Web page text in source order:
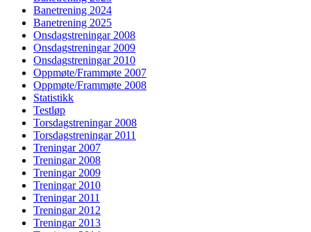
Banetrening 2024
Banetrening 2025
Onsdagstreningar 2008
Onsdagstreningar 2009
Onsdagstreningar 2010
Oppmøte/Frammøte 2007
Oppmøte/Frammøte 2008
Statistikk
Testløp
Torsdagstreningar 2008
Torsdagstreningar 2011
Treningar 2007
Treningar 2008
Treningar 2009
Treningar 2010
Treningar 2011
Treningar 2012
Treningar 2013